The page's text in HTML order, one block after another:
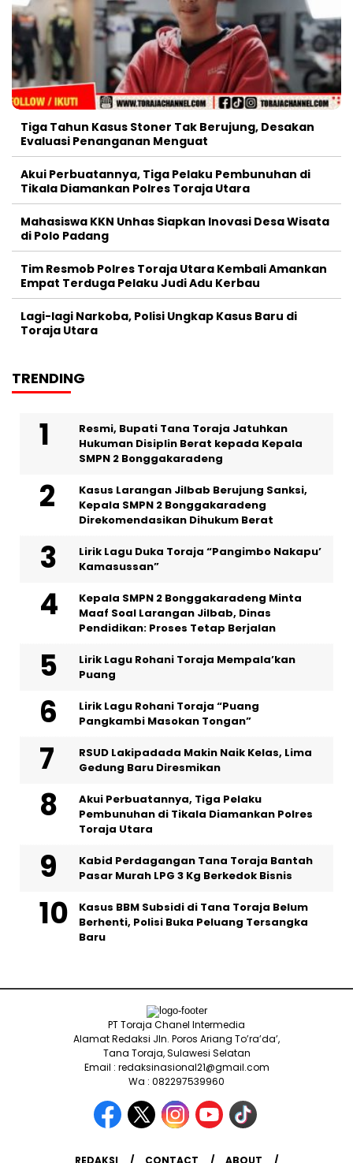
Tiga Tahun Kasus Stoner Tak Berujung, Desakan
Evaluasi Penanganan Menguat
Akui Perbuatannya, Tiga Pelaku Pembunuhan di
Tikala Diamankan Polres Toraja Utara
Mahasiswa KKN Unhas Siapkan Inovasi Desa Wisata
di Polo Padang
Tim Resmob Polres Toraja Utara Kembali Amankan
Empat Terduga Pelaku Judi Adu Kerbau
Lagi-lagi Narkoba, Polisi Ungkap Kasus Baru di
Toraja Utara
TRENDING
Resmi, Bupati Tana Toraja Jatuhkan
Hukuman Disiplin Berat kepada Kepala
SMPN 2 Bonggakaradeng
Kasus Larangan Jilbab Berujung Sanksi,
Kepala SMPN 2 Bonggakaradeng
Direkomendasikan Dihukum Berat
Lirik Lagu Duka Toraja “Pangimbo Nakapu’
Kamasussan”
Kepala SMPN 2 Bonggakaradeng Minta
Maaf Soal Larangan Jilbab, Dinas
Pendidikan: Proses Tetap Berjalan
Lirik Lagu Rohani Toraja Mempala’kan
Puang
Lirik Lagu Rohani Toraja “Puang
Pangkambi Masokan Tongan”
RSUD Lakipadada Makin Naik Kelas, Lima
Gedung Baru Diresmikan
Akui Perbuatannya, Tiga Pelaku
Pembunuhan di Tikala Diamankan Polres
Toraja Utara
Kabid Perdagangan Tana Toraja Bantah
Pasar Murah LPG 3 Kg Berkedok Bisnis
Kasus BBM Subsidi di Tana Toraja Belum
Berhenti, Polisi Buka Peluang Tersangka
Baru
PT Toraja Chanel Intermedia
Alamat Redaksi Jln. Poros Ariang To’ra’da’,
Tana Toraja, Sulawesi Selatan
Email : redaksinasional21@gmail.com
Wa : 082297539960
REDAKSI CONTACT ABOUT